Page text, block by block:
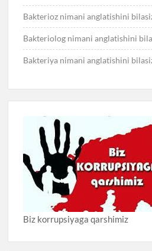
Bakterioz nimani anglatishini
Bakteriolog nimani anglatishini
Bakteriya nimani anglatishini
Biz korrupsiyaga qarshimiz